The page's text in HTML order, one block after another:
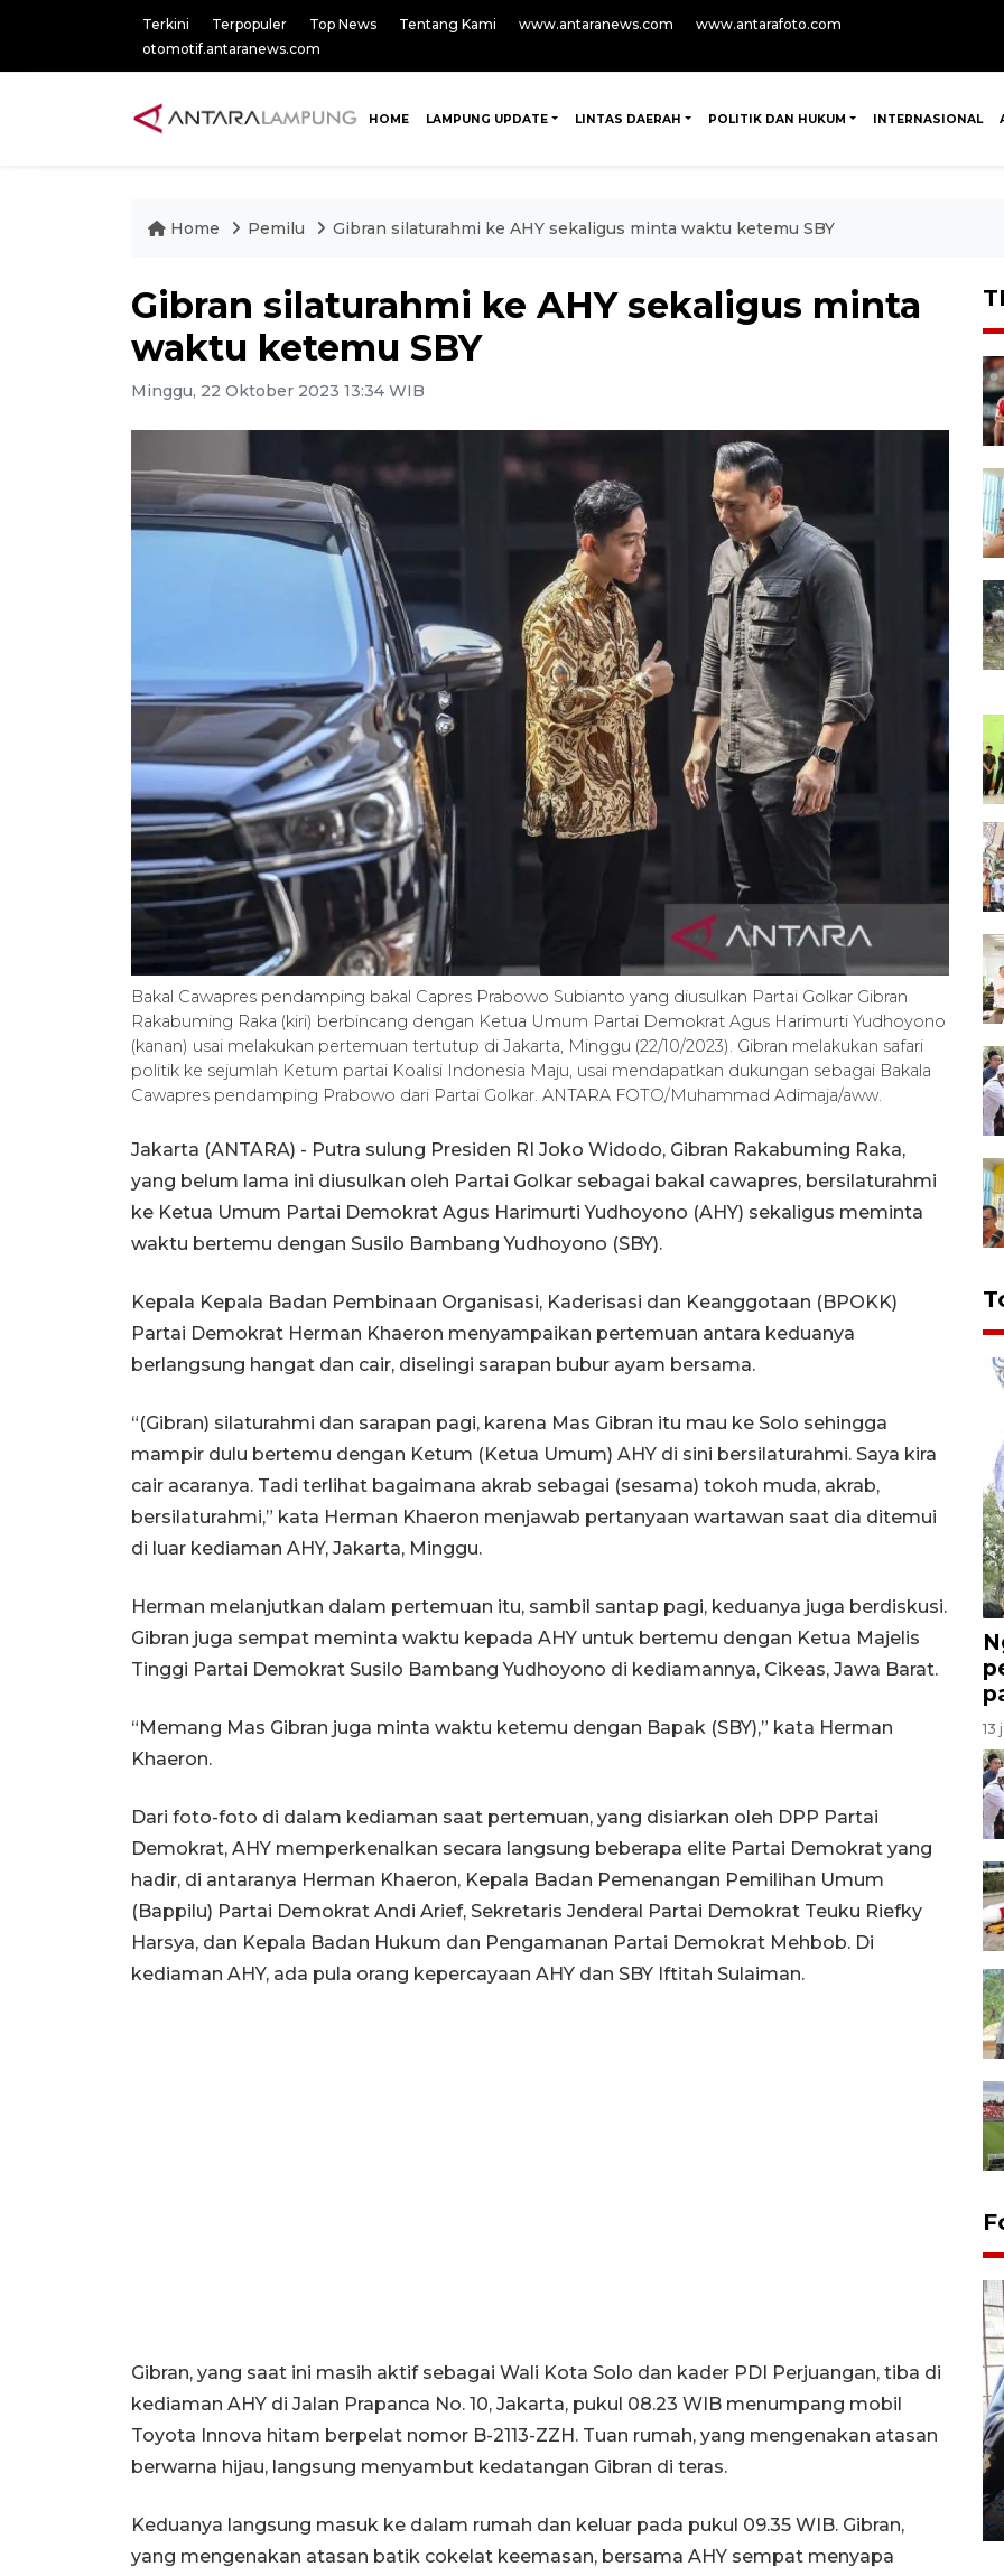
Terkini Terpopuler Top News Tentang Kami www.antaranews.com
www.antarafoto.com
otomotif.antaranews.com
HOME LAMPUNG UPDATE LINTAS DAERAH POLITIK DAN HUKUM INTERNASIONAL
Home Pemilu Gibran silaturahmi ke AHY sekaligus minta waktu ketemu SBY
Gibran silaturahmi ke AHY sekaligus minta
waktu ketemu SBY
Minggu, 22 Oktober 2023 13:34 WIB
Bakal Cawapres pendamping bakal Capres Prabowo Subianto yang diusulkan Partai Golkar Gibran
Rakabuming Raka (kiri) berbincang dengan Ketua Umum Partai Demokrat Agus Harimurti Yudhoyono
(kanan) usai melakukan pertemuan tertutup di Jakarta, Minggu (22/10/2023). Gibran melakukan safari
politik ke sejumlah Ketum partai Koalisi Indonesia Maju, usai mendapatkan dukungan sebagai Bakala
Cawapres pendamping Prabowo dari Partai Golkar. ANTARA FOTO/Muhammad Adimaja/aww.
Jakarta (ANTARA) - Putra sulung Presiden RI Joko Widodo, Gibran Rakabuming Raka,
yang belum lama ini diusulkan oleh Partai Golkar sebagai bakal cawapres, bersilaturahmi
ke Ketua Umum Partai Demokrat Agus Harimurti Yudhoyono (AHY) sekaligus meminta
waktu bertemu dengan Susilo Bambang Yudhoyono (SBY).
Kepala Kepala Badan Pembinaan Organisasi, Kaderisasi dan Keanggotaan (BPOKK)
Partai Demokrat Herman Khaeron menyampaikan pertemuan antara keduanya
berlangsung hangat dan cair, diselingi sarapan bubur ayam bersama.
“(Gibran) silaturahmi dan sarapan pagi, karena Mas Gibran itu mau ke Solo sehingga
mampir dulu bertemu dengan Ketum (Ketua Umum) AHY di sini bersilaturahmi. Saya kira
cair acaranya. Tadi terlihat bagaimana akrab sebagai (sesama) tokoh muda, akrab,
bersilaturahmi,” kata Herman Khaeron menjawab pertanyaan wartawan saat dia ditemui
di luar kediaman AHY, Jakarta, Minggu.
Herman melanjutkan dalam pertemuan itu, sambil santap pagi, keduanya juga berdiskusi.
Gibran juga sempat meminta waktu kepada AHY untuk bertemu dengan Ketua Majelis
Tinggi Partai Demokrat Susilo Bambang Yudhoyono di kediamannya, Cikeas, Jawa Barat.
“Memang Mas Gibran juga minta waktu ketemu dengan Bapak (SBY),” kata Herman
Khaeron.
Dari foto-foto di dalam kediaman saat pertemuan, yang disiarkan oleh DPP Partai
Demokrat, AHY memperkenalkan secara langsung beberapa elite Partai Demokrat yang
hadir, di antaranya Herman Khaeron, Kepala Badan Pemenangan Pemilihan Umum
(Bappilu) Partai Demokrat Andi Arief, Sekretaris Jenderal Partai Demokrat Teuku Riefky
Harsya, dan Kepala Badan Hukum dan Pengamanan Partai Demokrat Mehbob. Di
kediaman AHY, ada pula orang kepercayaan AHY dan SBY Iftitah Sulaiman.
Gibran, yang saat ini masih aktif sebagai Wali Kota Solo dan kader PDI Perjuangan, tiba di
kediaman AHY di Jalan Prapanca No. 10, Jakarta, pukul 08.23 WIB menumpang mobil
Toyota Innova hitam berpelat nomor B-2113-ZZH. Tuan rumah, yang mengenakan atasan
berwarna hijau, langsung menyambut kedatangan Gibran di teras.
Keduanya langsung masuk ke dalam rumah dan keluar pada pukul 09.35 WIB. Gibran,
yang mengenakan atasan batik cokelat keemasan, bersama AHY sempat menyapa
13
Tingkat hunian hotel di
Lampung naik pada Maret